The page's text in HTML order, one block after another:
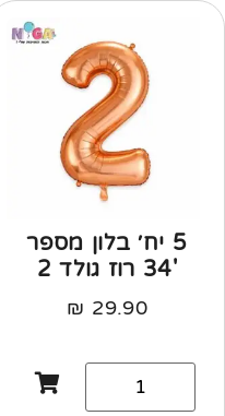
5 יח׳ בלון מספר
'34 רוז גולד 2
29.90
₪